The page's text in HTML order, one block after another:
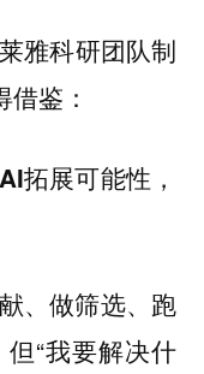
雅科研团队制
鉴：
拓展可能性，
、做筛选、跑
“我要解决什